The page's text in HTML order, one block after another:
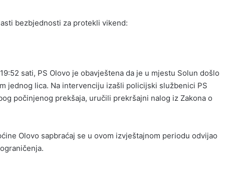
bezbjednosti za protekli vikend:
sati, PS Olovo je obavještena da je u mjestu Solun došlo
jednog lica. Na intervenciju izašli policijski službenici PS
počinjenog prekšaja, uručili prekršajni nalog iz Zakona o
Olovo sapbraćaj se u ovom izvještajnom periodu odvijao